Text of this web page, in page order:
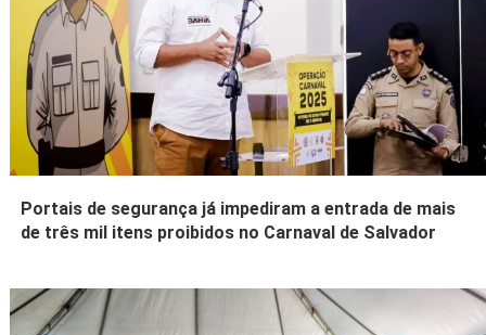
Portais de segurança já impediram a entrada de mais
de três mil itens proibidos no Carnaval de Salvador